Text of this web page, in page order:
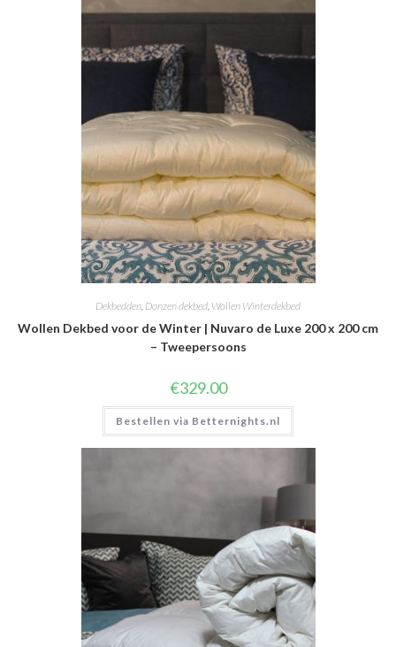
Dekbedden, Donzen dekbed, Wollen Winterdekbed
Wollen Dekbed voor de Winter | Nuvaro de Luxe 200 x 200 cm
– Tweepersoons
€329.00
Bestellen via Betternights.nl